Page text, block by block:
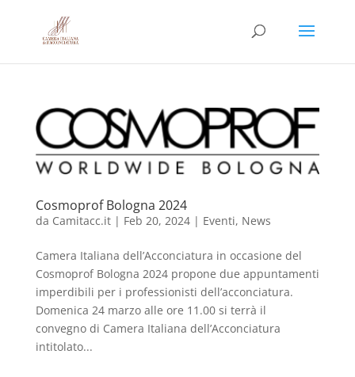
Cosmoprof Bologna 2024
da Camitacc.it| Feb 20, 2024| Eventi, News
Camera Italiana dell’Acconciatura in occasione del
Cosmoprof Bologna 2024 propone due appuntamenti
imperdibili per i professionisti dell’acconciatura.
Domenica 24 marzo alle ore 11.00 si terrà il
convegno di Camera Italiana dell’Acconciatura
intitolato...